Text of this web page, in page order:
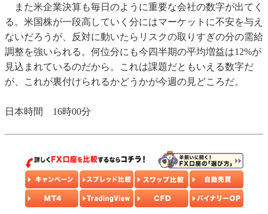
また米企業決算も毎日のように重要な会社の数字が出てく
る。米国株が一段高していく分にはマーケットに不安を与え
ないだろうが、反対に動いたらリスクの取りすぎの分の需給
調整を強いられる。何位分にも今四半期の平均増益は12%が
見込まれているのだから。これは課題だともいえる数字だ
が、これが裏付けられるかどうかが今週の見どころだ。
日本時間 16時00分